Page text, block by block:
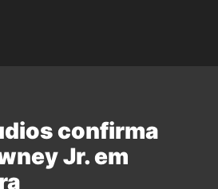
confirma
Jr. em